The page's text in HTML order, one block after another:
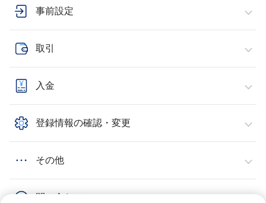
事前設定
取引
入金
登録情報の確認・変更
その他
問い合わせ